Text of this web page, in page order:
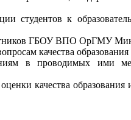
студентов к
ГБОУ ВПО ОрГМУ
качества
в проводимых ими
качества